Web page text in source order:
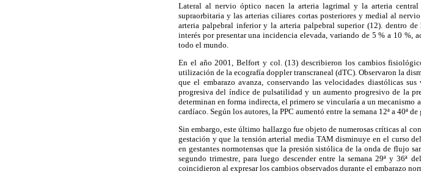
Lateral al nervio óptico nacen la arteria lagrimal y la arteria
supraorbitaria y las arterias ciliares cortas posteriores y medial al
arteria palpebral inferior y la arteria palpebral superior (12). dentro
interés por presentar una incidencia elevada, variando de 5 % a 10 %,
todo el mundo.
En el año 2001, Belfort y col. (13) describieron los cambios
utilización de la ecografía doppler transcraneal (dTC). Observaron la
que el embarazo avanza, conservando las velocidades diastólicas
progresiva del índice de pulsatilidad y un aumento progresivo de la
determinan en forma indirecta, el primero se vincularía a un
cardíaco. Según los autores, la PPC aumentó entre la semana 12ª a 40ª
Sin embargo, este último hallazgo fue objeto de numerosas críticas al
gestación y que la tensión arterial media TAM disminuye en el curso
en gestantes normotensas que la presión sistólica de la onda de flujo
segundo trimestre, para luego descender entre la semana 29ª y 36ª
coincidieron al expresar los cambios observados durante el embarazo